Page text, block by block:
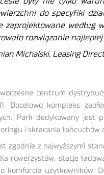
do specyfiki
zaprojektowane według
rozwiązanie
Michalski, Leasing
centrum
Docelowo kompleks
Park dedykowany jest
i skracania łańcuchów
zgodnie z najwyższymi
rowerzystów, stacje
komforcie użytkowników.